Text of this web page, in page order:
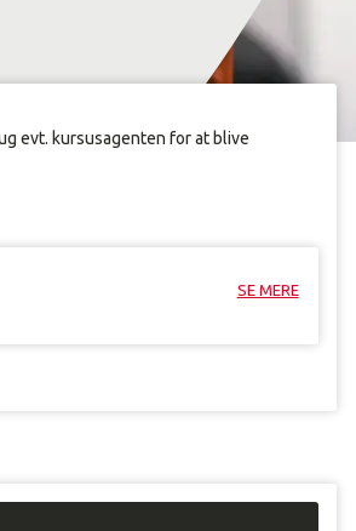
evt. kursusagenten for at blive
SE MERE